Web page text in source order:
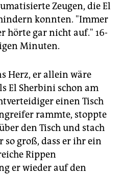
Zeugen, die El
konnten. "Immer
hörte gar nicht auf." 16-
Minuten.
Herz, er allein wäre
El Sherbini schon am
einen Tisch
rammte, stoppte
den Tisch und stach
so groß, dass er ihr ein
Rippen
er wieder auf den